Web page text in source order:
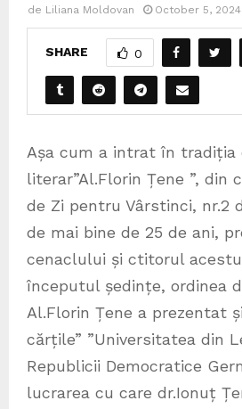
de Liliana Moldovan October 5, 2024
SHARE 0
Așa cum a intrat în tradiția
literar”Al.Florin Țene ”, din
de Zi pentru Vârstinci, nr.2
de mai bine de 25 de ani,
cenaclului și ctitorul
începutul ședințe, ordinea
Al.Florin Țene a prezentat
cărțile” ”Universitatea din
Republicii Democratice
lucrarea cu care dr.Ionuț